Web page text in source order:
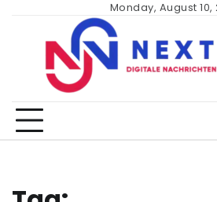
content
Monday, August 10,